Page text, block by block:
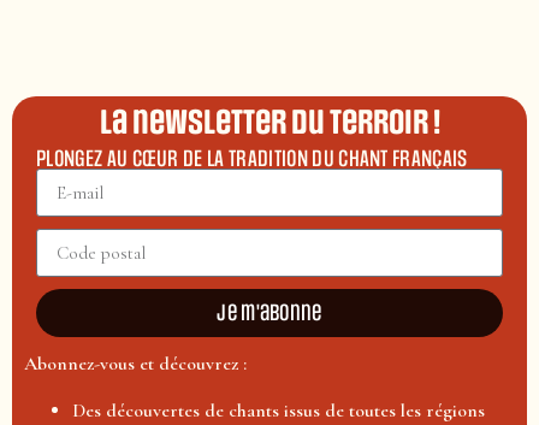
La newsletter du terroir !
PLONGEZ AU CŒUR DE LA TRADITION DU CHANT FRANÇAIS
Je m'abonne
Abonnez-vous et découvrez :
Des découvertes de chants issus de toutes les régions